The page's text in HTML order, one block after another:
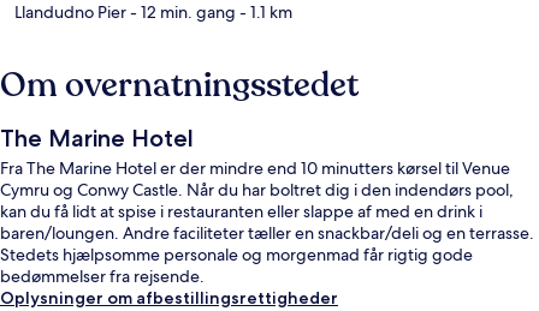
Llandudno Pier- 12 min. gang - 1.1 km
Om overnatningsstedet
The Marine Hotel
Fra The Marine Hotel er der mindre end 10 minutters kørsel til Venue
Cymru og Conwy Castle. Når du har boltret dig i den indendørs pool,
kan du få lidt at spise i restauranten eller slappe af med en drink i
baren/loungen. Andre faciliteter tæller en snackbar/deli og en terrasse.
Stedets hjælpsomme personale og morgenmad får rigtig gode
bedømmelser fra rejsende.
Oplysninger om afbestillingsrettigheder